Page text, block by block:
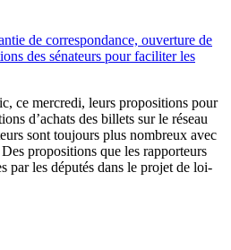
de correspondance, ouverture de
des sénateurs pour faciliter les
ce mercredi, leurs propositions pour
d’achats des billets sur le réseau
sont toujours plus nombreux avec
propositions que les rapporteurs
par les députés dans le projet de loi-